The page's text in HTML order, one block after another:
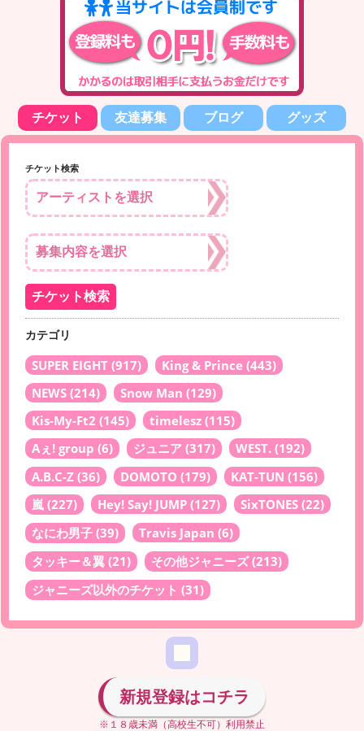
チケット 友達募集 ブログ グッズ
チケット検索
カテゴリ
SUPER EIGHT (917) King & Prince (443)
NEWS (214) Snow Man (129)
Kis-My-Ft2 (145) timelesz (115)
Aぇ! group (6) ジュニア (317) WEST. (192)
A.B.C-Z (36) DOMOTO (179) KAT-TUN (156)
嵐 (227) Hey! Say! JUMP (127) SixTONES (22)
なにわ男子 (39) Travis Japan (6)
タッキー＆翼 (21) その他ジャニーズ(213)
ジャニーズ以外のチケット (31)
新規登録はコチラ
※１８歳未満（高校生不可）利用禁止